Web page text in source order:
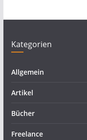
Kategorien
Allgemein
Artikel
Bücher
Freelance